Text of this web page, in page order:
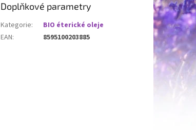
Doplňkové parametry
Kategorie:
BIO éterické oleje
EAN: 8595100203885